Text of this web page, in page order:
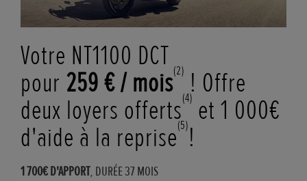
Votre NT1100 DCT
pour 259 € / mois(2) ! Offre
deux loyers offerts(4) et 1 000€
d'aide à la reprise(5)!
1 700€ D'APPORT, DURÉE 37 MOIS